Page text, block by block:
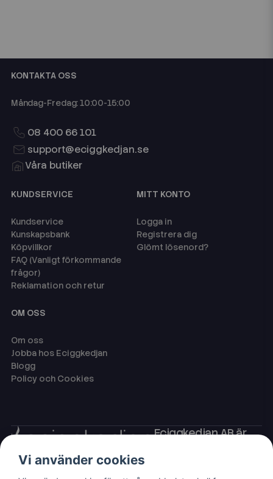
KONTAKTA OSS
Måndag-Fredag: 10:00-15:00
08 400 66 101
support@eciggkedjan.se
Våra butiker
KUNDSERVICE
Kundservice
Kunskapsbank
Köpvillkor
FAQ (Vanligt förkommande
frågor)
Reklamation och retur
MITT KONTO
Logga in
Registrera dig
Glömt lösenord?
OM OSS
Om oss
Jobba hos Eciggkedjan
Blogg
Policy och Cookies
Eciggkedjan AB är
som engångsvape,
Vi använder cookies